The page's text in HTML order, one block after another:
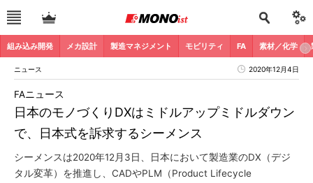
組み込み開発 メカ設計 製造マネジメント モビリティ FA 素材／化学
ニュース 2020年12月4日
日本のモノづくりDXはミドルアップミドルダウン
で、日本式を訴求するシーメンス
FAニュース
シーメンスは2020年12月3日、日本において製造業のDX（デジ
タル変革）を推進し、CADやPLM（Product Lifecycle